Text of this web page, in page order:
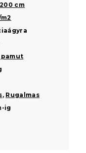
cm
pamut
, Rugalmas
ig